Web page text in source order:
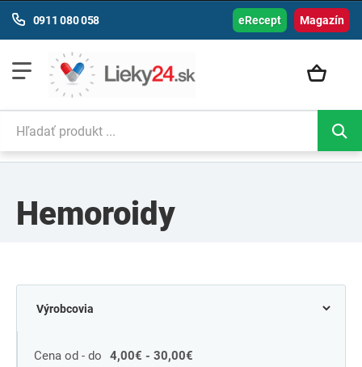
Magazín
0911 080 058 eRecept
Hemoroidy
Cena od - do 4,00€ - 30,00€